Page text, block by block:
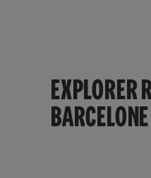
EXPLORER
BARCELONE